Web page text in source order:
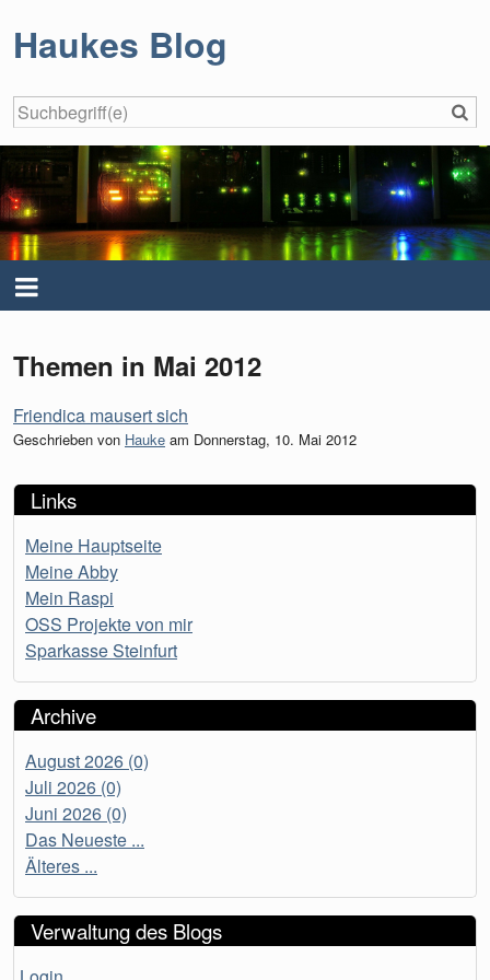
Haukes Blog
Über...
Themen in Mai 2012
Friendica mausert sich
Geschrieben von Hauke am Donnerstag, 10. Mai 2012
Links
Meine Hauptseite
Meine Abby
Mein Raspi
OSS Projekte von mir
Sparkasse Steinfurt
Archive
August 2026 (0)
Juli 2026 (0)
Juni 2026 (0)
Das Neueste ...
Älteres ...
Verwaltung des Blogs